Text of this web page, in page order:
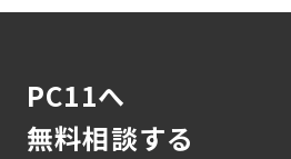
PC11へ
無料相談する